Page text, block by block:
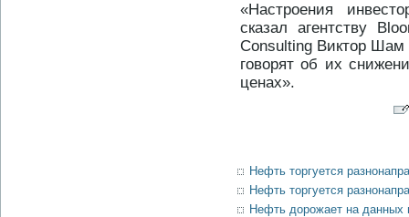
«Настроения
сказал агентству
Consulting Виктор
говорят об их
ценах».
Нефть торгуется
Нефть торгуется
Нефть дорожает на